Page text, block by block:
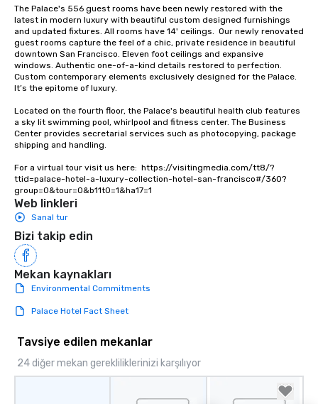
with different people
down at each venue
traverse along the
experiences not only
ways to network, but
groups, small or large.
experiences can
as 500 guests,
choice for any
Feel Like a VIP at
Smacking Foodie
The Palace's 556 guest rooms have been newly restored with the
latest in modern luxury with beautiful custom designed furnishings
and updated fixtures. All rooms have 14' ceilings.  Our newly renovated
guest rooms capture the feel of a chic, private residence in beautiful
downtown San Francisco. Eleven foot ceilings and expansive
windows. Authentic one-of-a-kind details restored to perfection.
Custom contemporary elements exclusively designed for the Palace.
It’s the epitome of luxury.
Located on the fourth floor, the Palace's beautiful health club features
a sky lit swimming pool, whirlpool and fitness center. The Business
Center provides secretarial services such as photocopying, package
shipping and handling.
For a virtual tour visit us here:  https://visitingmedia.com/tt8/?
ttid=palace-hotel-a-luxury-collection-hotel-san-francisco#/360?
group=0&tour=0&b11t0=1&ha17=1
Web linkleri
Sanal tur
Bizi takip edin
Mekan kaynakları
Environmental Commitments
Palace Hotel Fact Sheet
Tavsiye edilen mekanlar
24 diğer mekan gerekliliklerinizi karşılıyor